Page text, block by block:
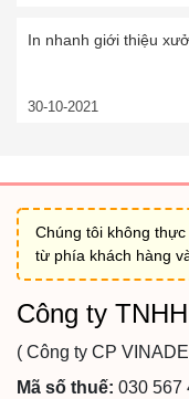
In nhanh giới thiệu
30-10-2021
Chúng tôi không
từ phía khách hàng
Công ty
( Công ty CP
Mã số thuế: 030 567